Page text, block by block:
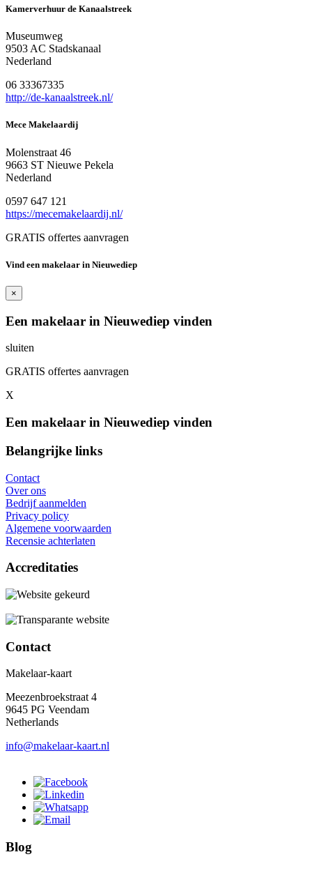
Kamerverhuur de Kanaalstreek
Museumweg
9503 AC Stadskanaal
Nederland
06 33367335
http://de-kanaalstreek.nl/
Mece Makelaardij
Molenstraat 46
9663 ST Nieuwe Pekela
Nederland
0597 647 121
https://mecemakelaardij.nl/
GRATIS offertes aanvragen
Vind een makelaar in Nieuwediep
×
Een makelaar in Nieuwediep vinden
sluiten
GRATIS offertes aanvragen
X
Een makelaar in Nieuwediep vinden
Belangrijke links
Contact
Over ons
Bedrijf aanmelden
Privacy policy
Algemene voorwaarden
Recensie achterlaten
Accreditaties
Contact
Makelaar-kaart
Meezenbroekstraat 4
9645 PG Veendam
Netherlands
info@makelaar-kaart.nl
Blog